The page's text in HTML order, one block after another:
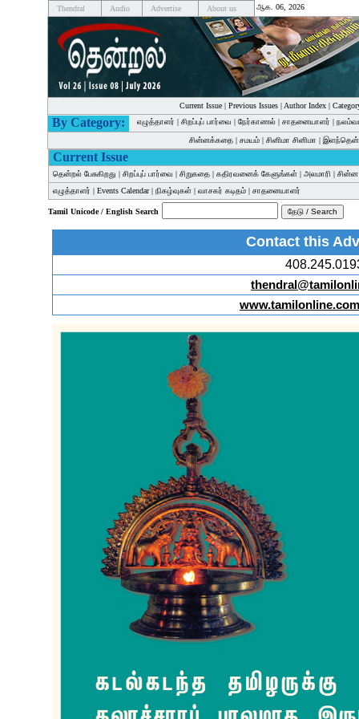
Thendral Audio Advertise About us ஆக. 06, 2026
Current Issue| Previous Issues| Author Index|
By Category: எழுத்தாளர் | சிறப்புப் பார்வை | நேர்காணல் | சாதனையாளர் |
சின்னக்கதை | சமயம் | சினிமா சினிமா |
Current Issue
தென்றல் பேசுகிறது | சிறப்புப் பார்வை | சிறுகதை | கதிரவனைக் கேளுங்கள் | அலமாரி |
எழுத்தாளர் | Events Calendar| நிகழ்வுகள் | வாசகர் கடிதம் | சாதனையாளர்
Tamil Unicode / English Search
Contact this